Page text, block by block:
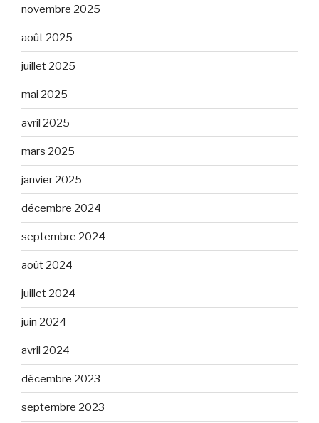
novembre 2025
août 2025
juillet 2025
mai 2025
avril 2025
mars 2025
janvier 2025
décembre 2024
septembre 2024
août 2024
juillet 2024
juin 2024
avril 2024
décembre 2023
septembre 2023